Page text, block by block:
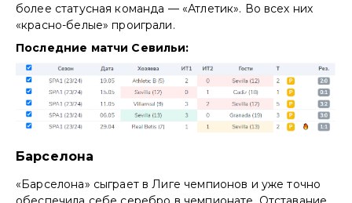
более статусная команда — «Атлетик». Во всех них
«красно-белые» проиграли.
Последние матчи Севильи:
Барселона
«Барселона» сыграет в Лиге чемпионов и уже точно